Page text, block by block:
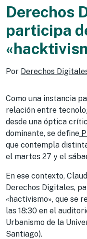
Derechos
participa
Por Derechos
Como una instancia
relación entre
desde una óptica
dominante, se define
que contempla
el martes 27 y el
En ese contexto,
Derechos Digitales,
«hactivismo», que se
las 18:30 en el
Urbanismo de la
Santiago).